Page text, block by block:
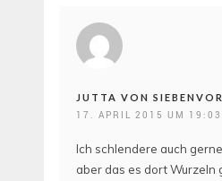
JUTTA VON
17. APRIL 2015 UM 19:03
Ich schlendere auch
aber das es dort Wurzeln